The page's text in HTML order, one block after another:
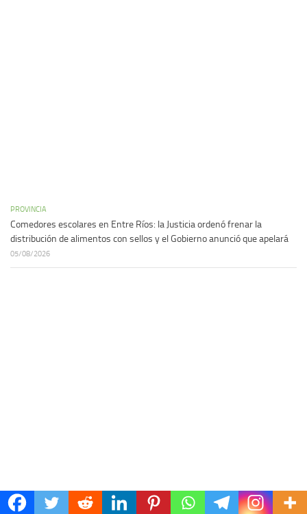
PROVINCIA
Comedores escolares en Entre Ríos: la Justicia ordenó frenar la
distribución de alimentos con sellos y el Gobierno anunció que apelará
05/08/2026